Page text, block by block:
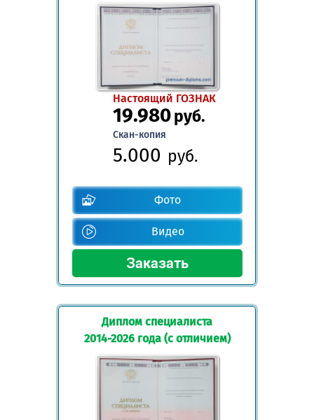
Настоящий ГОЗНАК
19.980руб.
Скан-копия
5.000 руб.
Фото
Видео
Диплом специалиста
2014-2026 года (с отличием)